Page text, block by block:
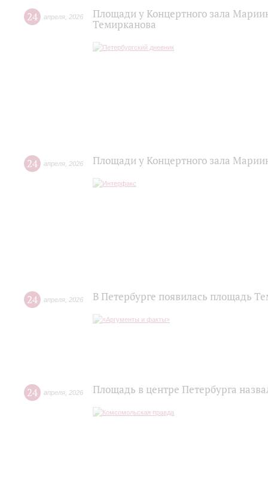
24 апреля 2026
Площади у Концертного зала
Темирканова
24 апреля 2026 Площади у Концертного зала
24 апреля 2026 В Петербурге появилась площадь
24 апреля 2026 Площадь в центре Петербурга